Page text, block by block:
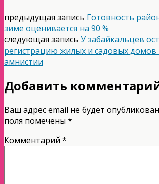
предыдущая запись Готовность
зиме оценивается на 90 %
следующая запись У забайкальцев
регистрацию жилых и садовых домов
амнистии
Добавить
Ваш адрес email не будет
поля помечены *
Комментарий *